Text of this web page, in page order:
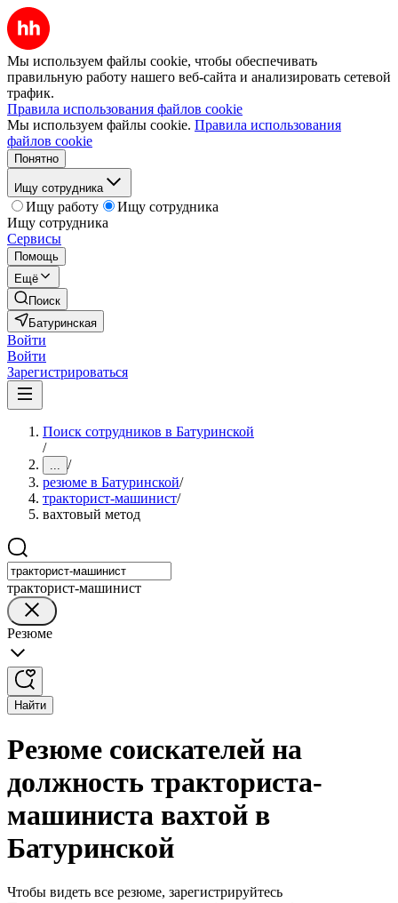
Мы используем файлы cookie, чтобы обеспечивать
правильную работу нашего веб-сайта и анализировать сетевой
трафик.
Правила использования файлов cookie
Мы используем файлы cookie. Правила использования
файлов cookie
Понятно
Ищу сотрудника
Ищу работу
Ищу сотрудника
Ищу сотрудника
Сервисы
Помощь
Ещё
Поиск
Батуринская
Войти
Войти
Зарегистрироваться
Поиск сотрудников в Батуринской
/
... /
резюме в Батуринской/
тракторист-машинист/
вахтовый метод
тракторист-машинист
Резюме
Найти
Резюме соискателей на
должность тракториста-
машиниста вахтой в
Батуринской
Чтобы видеть все резюме, зарегистрируйтесь